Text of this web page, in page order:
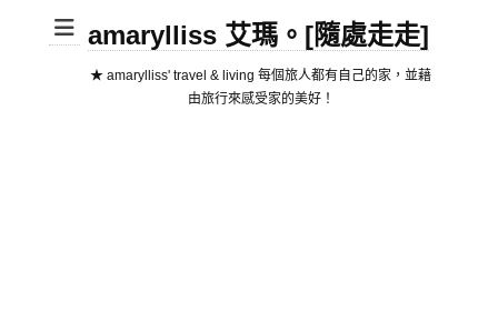
amarylliss 艾瑪。[隨處走走]
★ amarylliss' travel & living 每個旅人都有自己的家，並藉
由旅行來感受家的美好！